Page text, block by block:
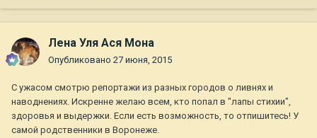
Лена Уля Ася Мона
Опубликовано 27 июня, 2015
С ужасом смотрю репортажи из разных городов о ливнях и
наводнениях. Искренне желаю всем, кто попал в "лапы стихии",
здоровья и выдержки. Если есть возможность, то отпишитесь! У
самой родственники в Воронеже.